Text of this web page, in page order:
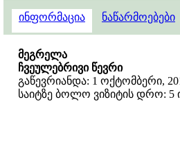
ინფორმაცია ნაწარმოებები
მეგრელა
ჩვეულებრივი წევრი
გაწევრიანდა: 1 ოქტომბერი,
საიტზე ბოლო ვიზიტის დრო: 5